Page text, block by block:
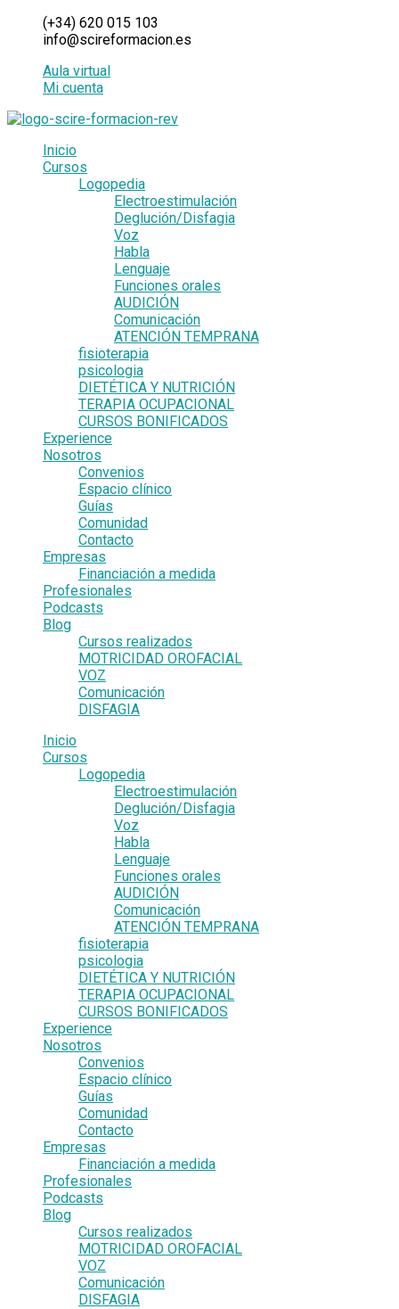
(+34) 620 015 103
info@scireformacion.es
Aula virtual
Mi cuenta
Inicio
Cursos
Logopedia
Electroestimulación
Deglución/Disfagia
Voz
Habla
Lenguaje
Funciones orales
AUDICIÓN
Comunicación
ATENCIÓN TEMPRANA
fisioterapia
psicologia
DIETÉTICA Y NUTRICIÓN
TERAPIA OCUPACIONAL
CURSOS BONIFICADOS
Experience
Nosotros
Convenios
Espacio clínico
Guías
Comunidad
Contacto
Empresas
Financiación a medida
Profesionales
Podcasts
Blog
Cursos realizados
MOTRICIDAD OROFACIAL
VOZ
Comunicación
DISFAGIA
Inicio
Cursos
Logopedia
Electroestimulación
Deglución/Disfagia
Voz
Habla
Lenguaje
Funciones orales
AUDICIÓN
Comunicación
ATENCIÓN TEMPRANA
fisioterapia
psicologia
DIETÉTICA Y NUTRICIÓN
TERAPIA OCUPACIONAL
CURSOS BONIFICADOS
Experience
Nosotros
Convenios
Espacio clínico
Guías
Comunidad
Contacto
Empresas
Financiación a medida
Profesionales
Podcasts
Blog
Cursos realizados
MOTRICIDAD OROFACIAL
VOZ
Comunicación
DISFAGIA